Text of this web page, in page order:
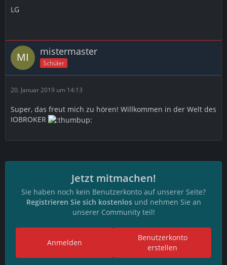
LG
mistermaster
Schüler
20. Januar 2019 um 14:13
Super, das freut mich zu hören! Willkommen in der Welt des
IOBROKER
Jetzt mitmachen!
Sie haben noch kein Benutzerkonto auf unserer Seite?
Registrieren Sie sich kostenlosund nehmen Sie an
unserer Community teil!
Benutzerkonto
erstellen
Anmelden